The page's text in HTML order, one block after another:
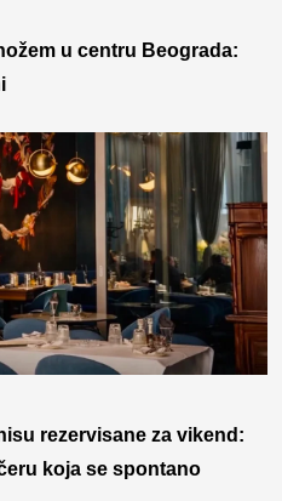
u centru Beograda:
rezervisane za vikend:
koja se spontano